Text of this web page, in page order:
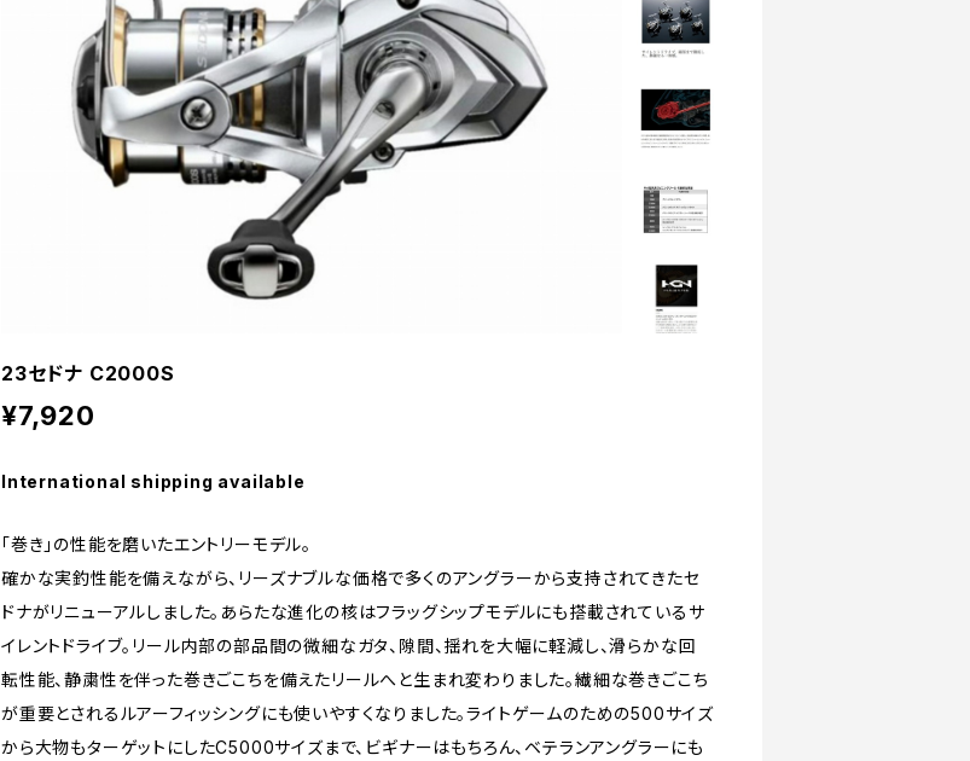
23セドナ C2000S
¥7,920
International shipping available
「巻き」の性能を磨いたエントリーモデル。
確かな実釣性能を備えながら、リーズナブルな価格で多くのアングラーから支持されてきたセ
ドナがリニューアルしました。あらたな進化の核はフラッグシップモデルにも搭載されているサ
イレントドライブ。リール内部の部品間の微細なガタ、隙間、揺れを大幅に軽減し、滑らかな回
転性能、静粛性を伴った巻きごこちを備えたリールへと生まれ変わりました。繊細な巻きごこち
が重要とされるルアーフィッシングにも使いやすくなりました。ライトゲームのための500サイズ
から大物もターゲットにしたC5000サイズまで、ビギナーはもちろん、ベテランアングラーにも